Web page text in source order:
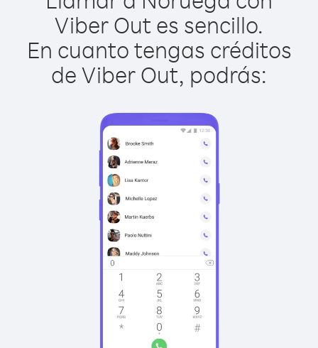
Viber Out es sencillo.
En cuanto tengas créditos
de Viber Out, podrás: